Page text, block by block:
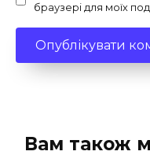
браузері для моїх
Вам також